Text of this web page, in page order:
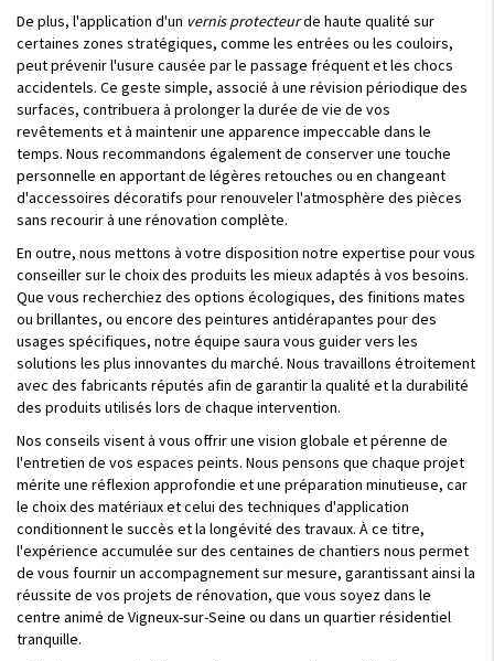
De plus, l'application d'un vernis protecteurde haute qualité sur
certaines zones stratégiques, comme les entrées ou les couloirs,
peut prévenir l'usure causée par le passage fréquent et les chocs
accidentels. Ce geste simple, associé à une révision périodique des
surfaces, contribuera à prolonger la durée de vie de vos
revêtements et à maintenir une apparence impeccable dans le
temps. Nous recommandons également de conserver une touche
personnelle en apportant de légères retouches ou en changeant
d'accessoires décoratifs pour renouveler l'atmosphère des pièces
sans recourir à une rénovation complète.
En outre, nous mettons à votre disposition notre expertise pour vous
conseiller sur le choix des produits les mieux adaptés à vos besoins.
Que vous recherchiez des options écologiques, des finitions mates
ou brillantes, ou encore des peintures antidérapantes pour des
usages spécifiques, notre équipe saura vous guider vers les
solutions les plus innovantes du marché. Nous travaillons étroitement
avec des fabricants réputés afin de garantir la qualité et la durabilité
des produits utilisés lors de chaque intervention.
Nos conseils visent à vous offrir une vision globale et pérenne de
l'entretien de vos espaces peints. Nous pensons que chaque projet
mérite une réflexion approfondie et une préparation minutieuse, car
le choix des matériaux et celui des techniques d'application
conditionnent le succès et la longévité des travaux. À ce titre,
l'expérience accumulée sur des centaines de chantiers nous permet
de vous fournir un accompagnement sur mesure, garantissant ainsi la
réussite de vos projets de rénovation, que vous soyez dans le
centre animé de Vigneux-sur-Seine ou dans un quartier résidentiel
tranquille.